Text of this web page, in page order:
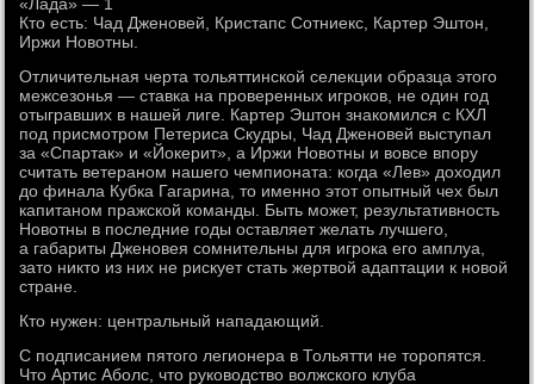
Кто есть: Чад Дженовей, Кристапс Сотниекс, Картер Эштон,
Иржи Новотны.
Отличительная черта тольяттинской селекции образца этого
межсезонья — ставка на проверенных игроков, не один год
отыгравших в нашей лиге. Картер Эштон знакомился с КХЛ
под присмотром Петериса Скудры, Чад Дженовей выступал
за «Спартак» и «Йокерит», а Иржи Новотны и вовсе впору
считать ветераном нашего чемпионата: когда «Лев» доходил
до финала Кубка Гагарина, то именно этот опытный чех был
капитаном пражской команды. Быть может, результативность
Новотны в последние годы оставляет желать лучшего,
а габариты Дженовея сомнительны для игрока его амплуа,
зато никто из них не рискует стать жертвой адаптации к новой
стране.
Кто нужен: центральный нападающий.
С подписанием пятого легионера в Тольятти не торопятся.
Что Артис Аболс, что руководство волжского клуба